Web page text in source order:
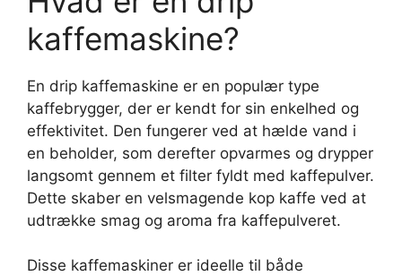
kaffemaskine?
En drip kaffemaskine er en populær type
kaffebrygger, der er kendt for sin enkelhed og
effektivitet. Den fungerer ved at hælde vand i
en beholder, som derefter opvarmes og drypper
langsomt gennem et filter fyldt med kaffepulver.
Dette skaber en velsmagende kop kaffe ved at
udtrække smag og aroma fra kaffepulveret.
Disse kaffemaskiner er ideelle til både